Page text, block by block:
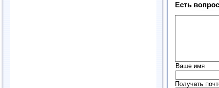
Есть
Ваше имя
Получать